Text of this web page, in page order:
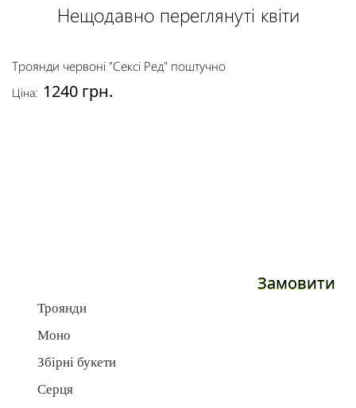
Нещодавно переглянуті квіти
Троянди червоні "Сексі Ред" поштучно
Ціна: 1240 грн.
Замовити
Троянди
Моно
Збірні букети
Серця